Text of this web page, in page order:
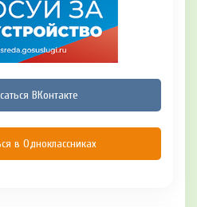
ВКонтакте
в Одноклассниках